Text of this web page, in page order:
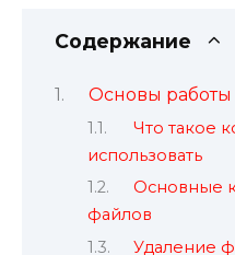
Содержание
Основы работы
Что такое
использовать
Основные
файлов
Удаление